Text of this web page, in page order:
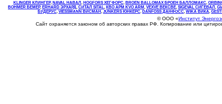
KLINGER КЛИНГЕР, NAVAL НАВАЛ , НOGFORS ХЕГФОРС, BROEN BALLOMAX БРОЕН БАЛЛОМАКС,
BOHMER БЕМЕР, ERHARD ЭРХАРД, СИТАЛ SITAL, КВО АРМ KVO ARM, VEXVE ВЕКСВЕ, SIGEVAL СИГЕВАЛ ,
БУДЕРУС, VIESSMANN ВИСМАН , JUNKERS ЮНКЕРС. DANFOSS ДАНФОСС, WIKA ВИКА,
© ООО «Институт
Сайт охраняется законом об авторских правах РФ. Копирование или